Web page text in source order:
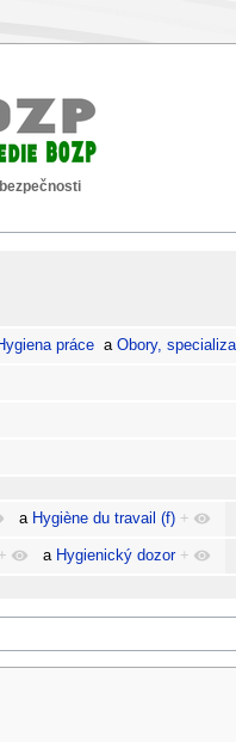
práce aObory,
a Hygiène du travail (f) +
+ a Hygienický dozor +